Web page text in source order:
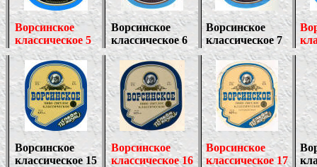
Ворсинское
классическое 5
Ворсинское
классическое 6
Ворсинское
классическое 7
Ворсинское
классическое 15
Ворсинское
классическое 16
Ворсинское
классическое 17